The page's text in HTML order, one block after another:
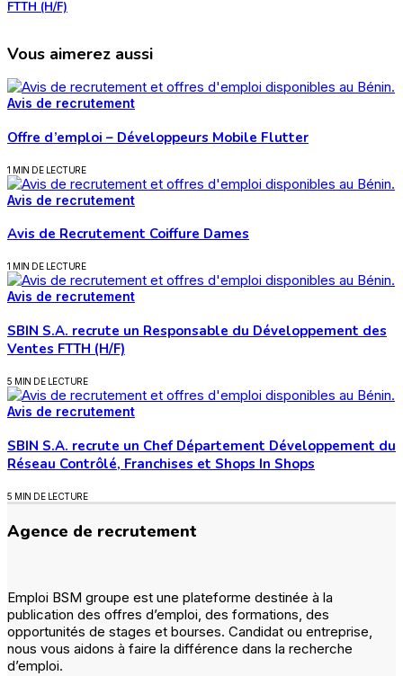
FTTH (H/F)
Vous aimerez aussi
Avis de recrutement
Offre d’emploi – Développeurs Mobile Flutter
1 MIN DE LECTURE
Avis de recrutement
Avis de Recrutement Coiffure Dames
1 MIN DE LECTURE
Avis de recrutement
SBIN S.A. recrute un Responsable du Développement des
Ventes FTTH (H/F)
5 MIN DE LECTURE
Avis de recrutement
SBIN S.A. recrute un Chef Département Développement du
Réseau Contrôlé, Franchises et Shops In Shops
5 MIN DE LECTURE
Agence de recrutement
Emploi BSM groupe est une plateforme destinée à la
publication des offres d’emploi, des formations, des
opportunités de stages et bourses. Candidat ou entreprise,
nous vous aidons à faire la différence dans la recherche
d’emploi.